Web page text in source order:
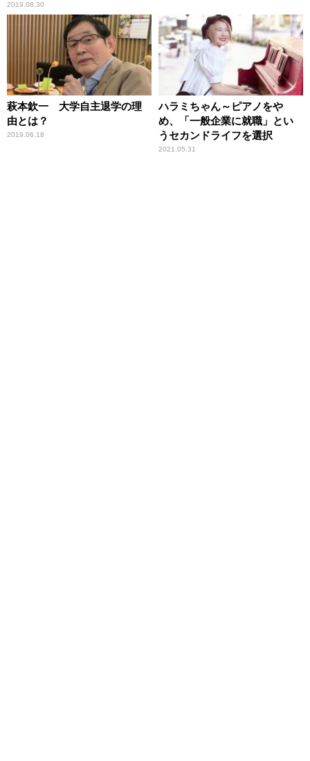
2019.08.30
萩本欽一 大学自主退学の理
由とは？
2019.06.18
ハラミちゃん～ピアノをや
め、「一般企業に就職」とい
うセカンドライフを選択
2021.05.31